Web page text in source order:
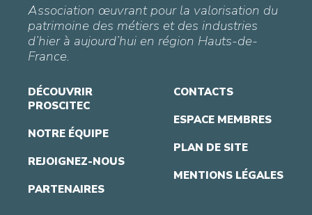
Association œuvrant pour la valorisation du
patrimoine des métiers et des industries
d’hier à aujourd’hui en région Hauts-de-
France.
DÉCOUVRIR
PROSCITEC
NOTRE ÉQUIPE
REJOIGNEZ-NOUS
PARTENAIRES
CONTACTS
ESPACE MEMBRES
PLAN DE SITE
MENTIONS LÉGALES